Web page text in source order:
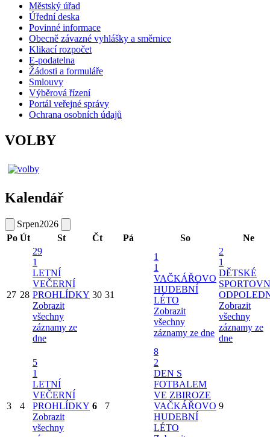
Městský úřad
Úřední deska
Povinné informace
Obecně závazné vyhlášky a směrnice
Klikací rozpočet
E-podatelna
Žádosti a formuláře
Smlouvy
Výběrová řízení
Portál veřejné správy
Ochrana osobních údajů
VOLBY
Kalendář
Srpen2026
Po Út St Čt Pá So Ne
27 28
29
1
LETNÍ
VEČERNÍ
PROHLÍDKY
Zobrazit
všechny
záznamy ze
dne
30 31
1
1
VAČKÁŘOVO
HUDEBNÍ
LÉTO
Zobrazit
všechny
záznamy ze dne
2
1
DĚTSKÉ
Zobrazit
všechny
záznamy ze
dne
3 4
5
1
LETNÍ
VEČERNÍ
PROHLÍDKY
Zobrazit
všechny
6 7
8
2
DEN S
FOTBALEM
VE ZBIROZE
VAČKÁŘOVO
HUDEBNÍ
LÉTO
9